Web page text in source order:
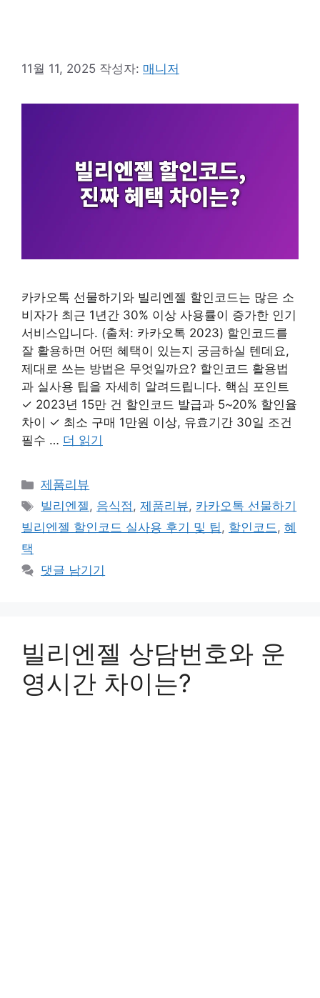
11월 11, 2025 작성자: 매니저
카카오톡 선물하기와 빌리엔젤 할인코드는 많은 소
비자가 최근 1년간 30% 이상 사용률이 증가한 인기
서비스입니다. (출처: 카카오톡 2023) 할인코드를
잘 활용하면 어떤 혜택이 있는지 궁금하실 텐데요,
제대로 쓰는 방법은 무엇일까요? 할인코드 활용법
과 실사용 팁을 자세히 알려드립니다. 핵심 포인트
✓ 2023년 15만 건 할인코드 발급과 5~20% 할인율
차이 ✓ 최소 구매 1만원 이상, 유효기간 30일 조건
필수 … 더 읽기
카
테
리
제품리뷰
태
그
빌리엔젤, 음식점,제품리뷰, 카카오톡 선물하기
빌리엔젤 할인코드 실사용 후기 및 팁, 할인코드, 혜
택
댓글 남기기
빌리엔젤 상담번호와 운
영시간 차이는?